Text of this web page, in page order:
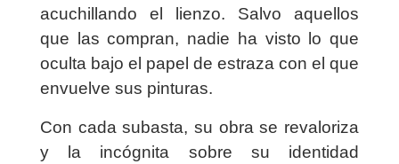
acuchillando el lienzo. Salvo aquellos
que las compran, nadie ha visto lo que
oculta bajo el papel de estraza con el que
envuelve sus pinturas.
Con cada subasta, su obra se revaloriza
y la incógnita sobre su identidad